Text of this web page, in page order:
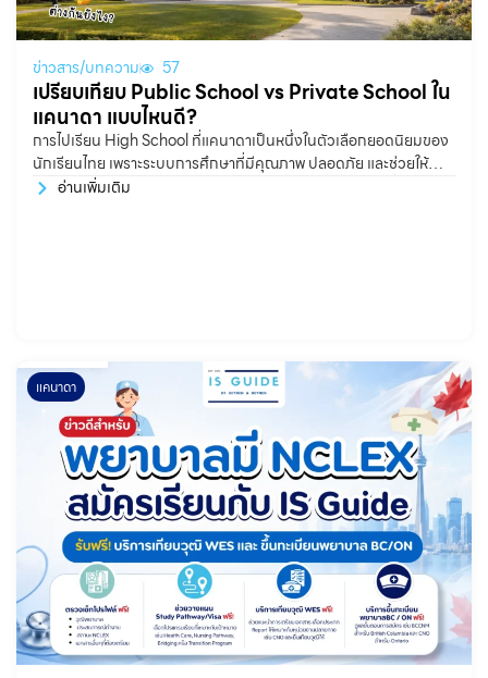
ข่าวสาร/บทความ 57
เปรียบเทียบ Public School vs Private School ใน
แคนาดา แบบไหนดี?
การไปเรียน High School ที่แคนาดาเป็นหนึ่งในตัวเลือกยอดนิยมของ
นักเรียนไทย เพราะระบบการศึกษาที่มีคุณภาพ ปลอดภัย และช่วยให้
นักเรียนได้ฝึกภาษาอังกฤษในสภาพแวดล้อมจริง แต่คำถามที่น้องๆ
อ่านเพิ่มเติม
แคนาดา